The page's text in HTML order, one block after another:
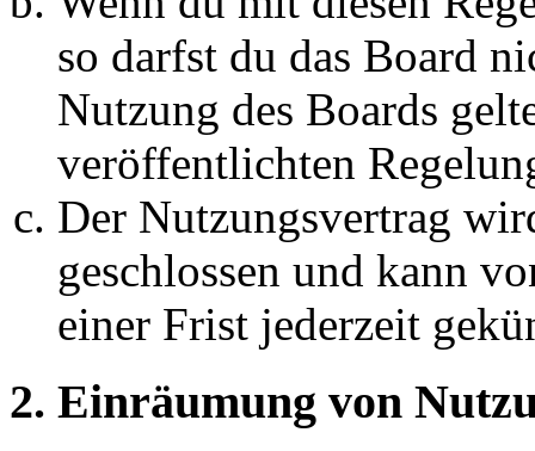
so darfst du das Board
Nutzung des Boards
veröffentlichten
Der Nutzungsvertrag
geschlossen und kann
einer Frist jederzeit
2. Einräumung von